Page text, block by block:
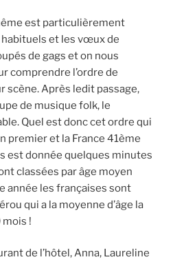
est particulièrement
et les vœux de
de gags et on nous
comprendre l’ordre de
scène. Après ledit passage,
de musique folk, le
Quel est donc cet ordre qui
premier et la France 41ème
est donnée quelques minutes
classées par âge moyen
année les françaises sont
qui a la moyenne d’âge la
mois !
de l’hôtel, Anna, Laureline